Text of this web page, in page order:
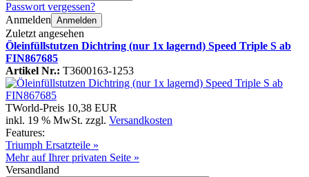
Passwort vergessen?
Anmelden Anmelden
Zuletzt angesehen
Öleinfüllstutzen Dichtring (nur 1x lagernd) Speed Triple S ab
FIN867685
Artikel Nr.: T3600163-1253
TWorld-Preis 10,38 EUR
inkl. 19 % MwSt. zzgl. Versandkosten
Features:
Triumph Ersatzteile »
Mehr auf Ihrer privaten Seite »
Versandland